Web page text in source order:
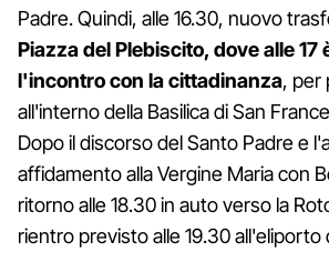
Padre. Quindi, alle 16.30, nuovo
Piazza del Plebiscito, dove alle 17
l'incontro con la cittadinanza, per
all'interno della Basilica di San
Dopo il discorso del Santo Padre e
affidamento alla Vergine Maria con
ritorno alle 18.30 in auto verso la
rientro previsto alle 19.30 all'eliporto